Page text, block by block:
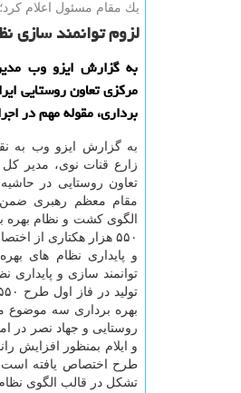
یك مقام مسئول اعلام كرد؛
لزوم توانمند سازی
به گزارش ایزو وب
مرکزی تعاون روستایی
برداری، مقوله مهم در اجرای طرح 550
به گزارش ایزو وب به
زارع قنات نوی، مدیر
مقام معظم رهبری ضمن
الگوی کشت و نظام بهره
و پایداری نظام های
روستایی و جهاد نصر در امتداد توانمند